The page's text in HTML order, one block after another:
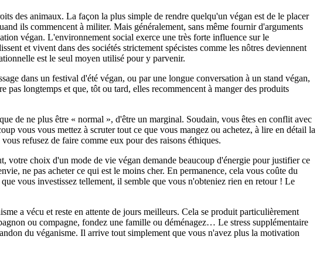
des animaux. La façon la plus simple de rendre quelqu'un végan est de le placer
ils commencent à militer. Mais généralement, sans même fournir d'arguments
végan. L'environnement social exerce une très forte influence sur le
et vivent dans des sociétés strictement spécistes comme les nôtres deviennent
est le seul moyen utilisé pour y parvenir.
dans un festival d'été végan, ou par une longue conversation à un stand végan,
longtemps et que, tôt ou tard, elles recommencent à manger des produits
de ne plus être « normal », d'être un marginal. Soudain, vous êtes en conflit avec
vous vous mettez à scruter tout ce que vous mangez ou achetez, à lire en détail la
refusez de faire comme eux pour des raisons éthiques.
votre choix d'un mode de vie végan demande beaucoup d'énergie pour justifier ce
ne pas acheter ce qui est le moins cher. En permanence, cela vous coûte du
vous investissez tellement, il semble que vous n'obteniez rien en retour ! Le
a vécu et reste en attente de jours meilleurs. Cela se produit particulièrement
ou compagne, fondez une famille ou déménagez… Le stress supplémentaire
du véganisme. Il arrive tout simplement que vous n'avez plus la motivation